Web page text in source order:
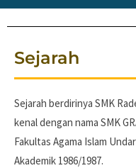
Sejarah
Sejarah berdirinya SMK
kenal dengan nama SMK
Fakultas Agama Islam
Akademik 1986/1987.